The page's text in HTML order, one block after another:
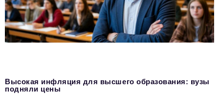
Высокая инфляция для высшего образования: вузы
подняли цены